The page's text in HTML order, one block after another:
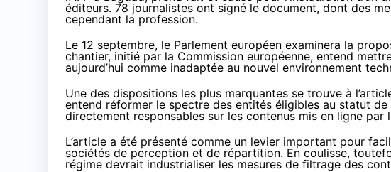
éditeurs. 78 journalistes ont signé le document, dont des
cependant la profession.
Le 12 septembre, le Parlement européen examinera la
chantier, initié par la Commission européenne, entend
aujourd’hui comme inadaptée au nouvel environnement
Une des dispositions les plus marquantes se trouve à
entend réformer le spectre des entités éligibles au statut
directement responsables sur les contenus mis en ligne par
L’article a été présenté comme un levier important pour
sociétés de perception et de répartition. En coulisse,
régime devrait industrialiser les mesures de filtrage des